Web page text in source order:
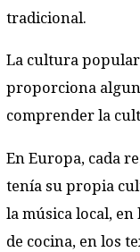
tradicional.
La cultura
proporciona
comprender la
En Europa, cada
tenía su propia
la música local, en
de cocina, en los